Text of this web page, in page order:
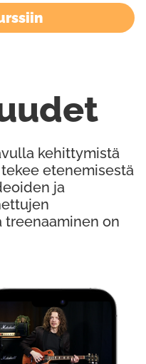
kehittymistä
etenemisestä
ja
on